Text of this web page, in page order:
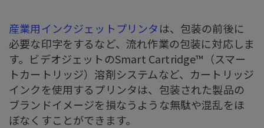
産業用インクジェットプリンタは、包装の前後に
必要な印字をするなど、流れ作業の包装に対応しま
す。ビデオジェットのSmart Cartridge™️（スマー
トカートリッジ）溶剤システムなど、カートリッジ
インクを使用するプリンタは、包装された製品の
ブランドイメージを損なうような無駄や混乱をほ
ぼなくすことができます。